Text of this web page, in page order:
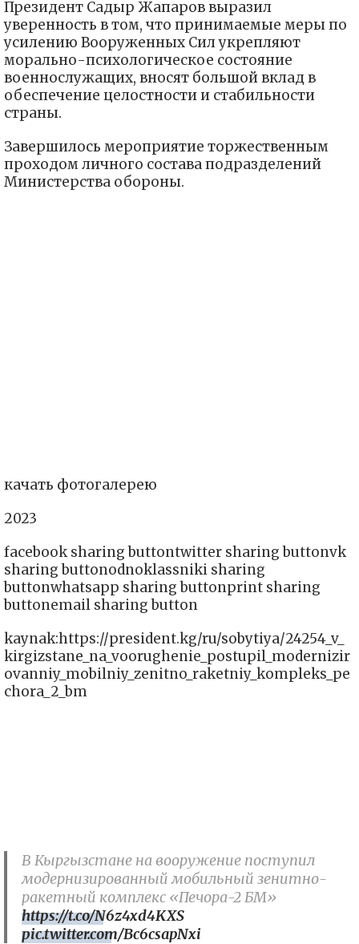
Президент Садыр Жапаров выразил
уверенность в том, что принимаемые меры по
усилению Вооруженных Сил укрепляют
морально-психологическое состояние
военнослужащих, вносят большой вклад в
обеспечение целостности и стабильности
страны.
Завершилось мероприятие торжественным
проходом личного состава подразделений
Министерства обороны.
качать фотогалерею
2023
facebook sharing buttontwitter sharing buttonvk
sharing buttonodnoklassniki sharing
buttonwhatsapp sharing buttonprint sharing
buttonemail sharing button
kaynak:https://president.kg/ru/sobytiya/24254_v_
kirgizstane_na_voorughenie_postupil_modernizir
ovanniy_mobilniy_zenitno_raketniy_kompleks_pe
chora_2_bm
В Кыргызстане на вооружение поступил
модернизированный мобильный зенитно-
ракетный комплекс «Печора-2 БМ»
https://t.co/N6z4xd4KXS
pic.twitter.com/Bc6csapNxi